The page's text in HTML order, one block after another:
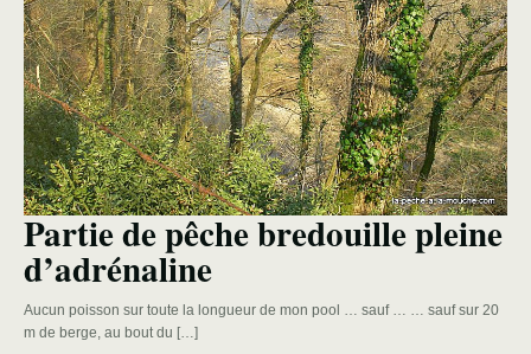
Partie de pêche bredouille pleine
d’adrénaline
Aucun poisson sur toute la longueur de mon pool … sauf … … sauf sur 20
m de berge, au bout du […]